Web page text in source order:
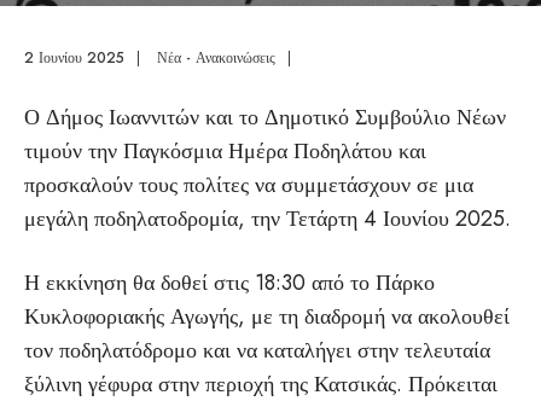
2 Ιουνίου 2025 | Νέα - Ανακοινώσεις |
Ο Δήμος Ιωαννιτών και το Δημοτικό Συμβούλιο Νέων
τιμούν την Παγκόσμια Ημέρα Ποδηλάτου και
προσκαλούν τους πολίτες να συμμετάσχουν σε μια
μεγάλη ποδηλατοδρομία, την Τετάρτη 4 Ιουνίου 2025.
Η εκκίνηση θα δοθεί στις 18:30 από το Πάρκο
Κυκλοφοριακής Αγωγής, με τη διαδρομή να ακολουθεί
τον ποδηλατόδρομο και να καταλήγει στην τελευταία
ξύλινη γέφυρα στην περιοχή της Κατσικάς. Πρόκειται